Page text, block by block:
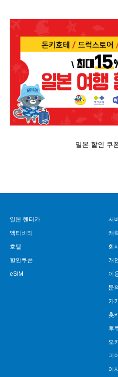
일본 할인 쿠
일본 렌터카
액티비티
호텔
할인쿠폰
eSIM
서
캐
회
개
이
문
카
홋
후
오
미
이